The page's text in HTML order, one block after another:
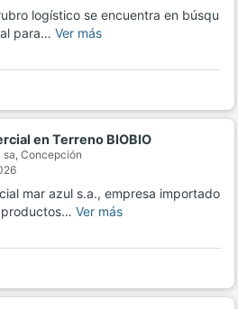
logístico se encuentra en búsqu
para… Ver más
en Terreno BIOBIO
sa, Concepción
mar azul s.a., empresa importado
productos… Ver más